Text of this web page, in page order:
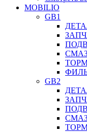
MOBILIO
GB1
GB2